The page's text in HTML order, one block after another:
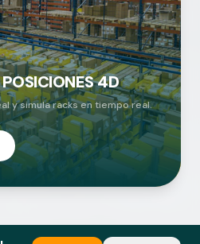
4D
y simula racks en tiempo real.